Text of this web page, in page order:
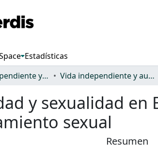
Estadísticas
07. Vida independiente y autonomía personal Vida independiente y autonomía personal
y sexualidad
sexual
Resumen